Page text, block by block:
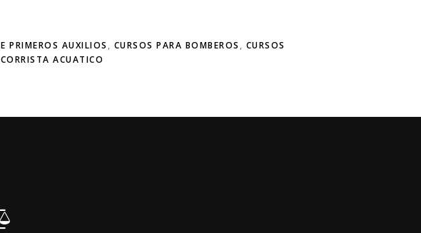
PRIMEROS AUXILIOS , CURSOS PARA BOMBEROS , CURSOS
ACUATICO